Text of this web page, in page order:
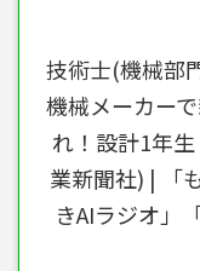
技術士(機械部
機械メーカー
れ！設計1年
業新聞社) | 「
きAIラジオ」